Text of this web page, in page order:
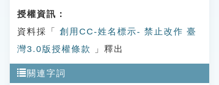
授權資訊：
資料採「
創用CC-姓名標示- 禁止改作 臺
灣3.0版授權條款
」釋出
關連字詞